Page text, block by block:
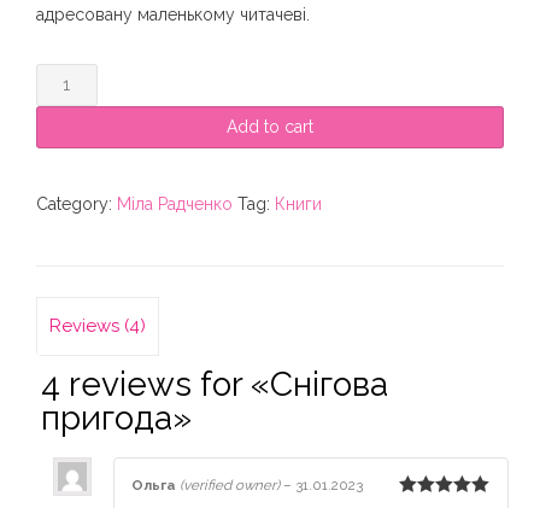
адресовану маленькому читачеві.
Add to cart
Category: Міла Радченко Tag: Книги
Reviews (4)
4 reviews for «Снігова
пригода»
Ольга (verified owner) – 31.01.2023